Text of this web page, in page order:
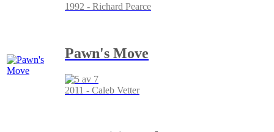
1992 - Richard Pearce
Pawn's Move
2011 - Caleb Vetter